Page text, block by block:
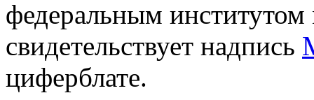
федеральным
свидетельствует надпись
циферблате.